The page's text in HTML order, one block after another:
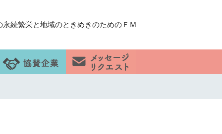
永続繁栄と地域のときめきのためのＦＭ